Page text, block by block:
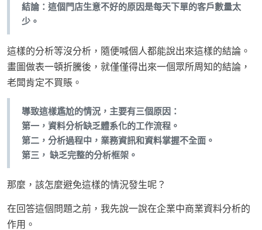
結論：這個門店生意不好的原因是每天下單的客戶數量太
少。
這樣的分析等沒分析，隨便喊個人都能說出來這樣的結論。
畫圖做表一頓折騰後，就僅僅得出來一個眾所周知的結論，
老闆肯定不買賬。
導致這樣尷尬的情況，主要有三個原因：
第一，資料分析缺乏體系化的工作流程。
第二，分析過程中，業務資訊和資料掌握不全面。
第三， 缺乏完整的分析框架。
那麼，該怎麼避免這樣的情況發生呢？
在回答這個問題之前，我先說一說在企業中商業資料分析的
作用。